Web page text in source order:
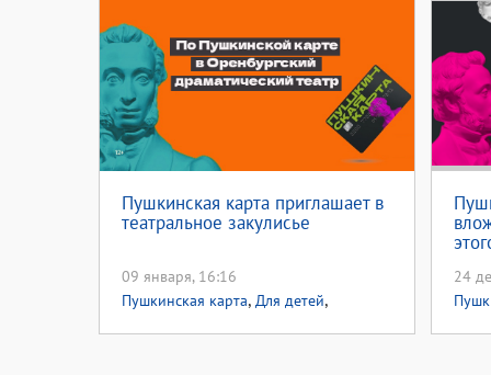
Пушкинская карта приглашает в
театральное закулисье
09 января, 16:16
Пушкинская карта, Для детей,
24